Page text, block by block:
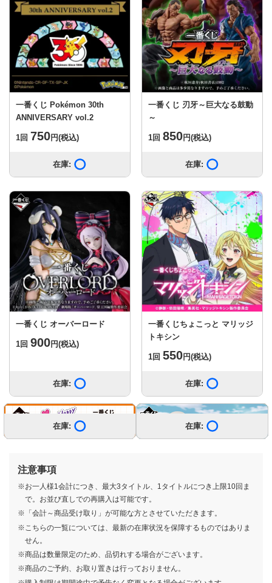
一番くじ Pokémon 30th
ANNIVERSARY vol.2
1回 750円(税込)
在庫:
一番くじ 刃牙～巨大なる鼓動
～
1回 850円(税込)
在庫:
一番くじ オーバーロード
1回 900円(税込)
在庫:
一番くじちょこっと マリッジ
トキシン
1回 550円(税込)
在庫:
ラックタイガー ～みんなでパー
ティ～
在庫:
決!レッドリボン軍
1回 850 円(税込)
在庫:
1回790円(税込)
在庫:
WELCOME MAHO堂～
1回 750 円(税込)
在庫:
GQuuuuuuX（ジークアクス）
vol.4
在庫:
っぱいたべたいな～
1回 680 円(税込)
在庫:
MONKEY.D.LUFFY－冒険の記憶
と未来への航路－
在庫:
ルルットリリィ＆魔法の天使クリ
ィミーマミ
在庫:
(2026 vol.2)
1回700円(税込)
在庫:
1回 490
在庫:
長者への道！
1回750円(税込)
在庫:
GQuuuuuuX（ジークアクス）
vol.3
在庫:
Part3
1回850円(税込)
在庫:
1回 700
在庫:
グヘッド〜きみへの想い〜
1回790円(税込)
在庫:
ォッチ』
1回 750 円(税込)
在庫:
1回700円(税込)
在庫:
1回 750
在庫:
Throne of Power
1回850円(税込)
在庫:
1回 700
在庫:
第2弾
1回790円(税込)
在庫:
ビー 11弾
1回 850 円(税込)
在庫:
ROWDY SHOGUN-
1回780円(税込)
在庫:
1回 700
在庫:
1回680円(税込)
在庫:
△SEASON3』
1回 780 円(税込)
在庫:
注意事項
※お一人様1会計につき、最大3タイトル、1タイトルにつき上限10回ま
で。お並び直しでの再購入は可能です。
※「会計～商品受け取り」が可能な方とさせていただきます。
※こちらの一覧については、最新の在庫状況を保障するものではありま
せん。
※商品は数量限定のため、品切れする場合がございます。
※商品のご予約、お取り置きは行っておりません。